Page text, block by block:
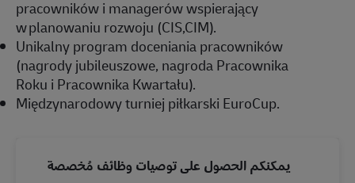
pracowników i managerów wspierający
w planowaniu rozwoju (CIS,CIM).
Unikalny program doceniania pracowników
(nagrody jubileuszowe, nagroda Pracownika
Roku i Pracownika Kwartału).
Międzynarodowy turniej piłkarski EuroCup.
يمكنكم الحصول على توصيات وظائف مُخصصة